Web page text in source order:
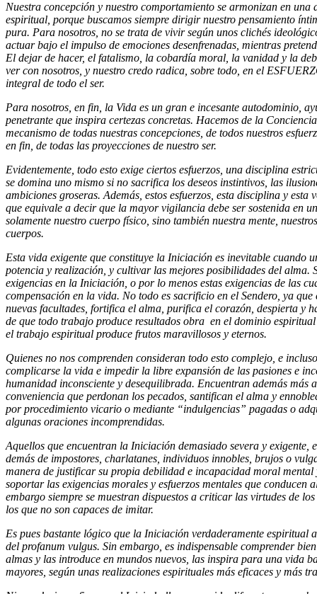
Nuestra concepción y nuestro comportamiento se armonizan en una
espiritual, porque buscamos siempre dirigir nuestro pensamiento
pura. Para nosotros, no se trata de vivir según unos clichés
actuar bajo el impulso de emociones desenfrenadas, mientras
El dejar de hacer, el fatalismo, la cobardía moral, la vanidad y la
ver con nosotros, y nuestro credo radica, sobre todo, en el
integral de todo el ser.
Para nosotros, en fin, la Vida es un gran e incesante autodominio,
penetrante que inspira certezas concretas. Hacemos de la
mecanismo de todas nuestras concepciones, de todos nuestros
en fin, de todas las proyecciones de nuestro ser.
Evidentemente, todo esto exige ciertos esfuerzos, una disciplina
se domina uno mismo si no sacrifica los deseos instintivos, las
ambiciones groseras. Además, estos esfuerzos, esta disciplina y esta
que equivale a decir que la mayor vigilancia debe ser sostenida en
solamente nuestro cuerpo físico, sino también nuestra mente,
cuerpos.
Esta vida exigente que constituye la Iniciación es inevitable cuando
potencia y realización, y cultivar las mejores posibilidades del alma.
exigencias en la Iniciación, o por lo menos estas exigencias de las
compensación en la vida. No todo es sacrificio en el Sendero, ya que
nuevas facultades, fortifica el alma, purifica el corazón, despierta y
de que todo trabajo produce resultados obra en el dominio
el trabajo espiritual produce frutos maravillosos y eternos.
Quienes no nos comprenden consideran todo esto complejo, e
complicarse la vida e impedir la libre expansión de las pasiones e
humanidad inconsciente y desequilibrada. Encuentran además más
conveniencia que perdonan los pecados, santifican el alma y
por procedimiento vicario o mediante “indulgencias” pagadas o
algunas oraciones incomprendidas.
Aquellos que encuentran la Iniciación demasiado severa y exigente,
demás de impostores, charlatanes, individuos innobles, brujos o
manera de justificar su propia debilidad e incapacidad moral mental
soportar las exigencias morales y esfuerzos mentales que conducen
embargo siempre se muestran dispuestos a criticar las virtudes de
los que no son capaces de imitar.
Es pues bastante lógico que la Iniciación verdaderamente espiritual
del profanum vulgus. Sin embargo, es indispensable comprender
almas y las introduce en mundos nuevos, las inspira para una vida
mayores, según unas realizaciones espirituales más eficaces y más